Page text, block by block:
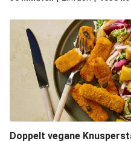
Doppelt vegane